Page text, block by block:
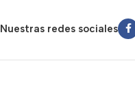
Nuestras redes sociales